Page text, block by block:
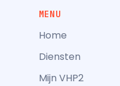
MENU
Home
Diensten
Mijn VHP2